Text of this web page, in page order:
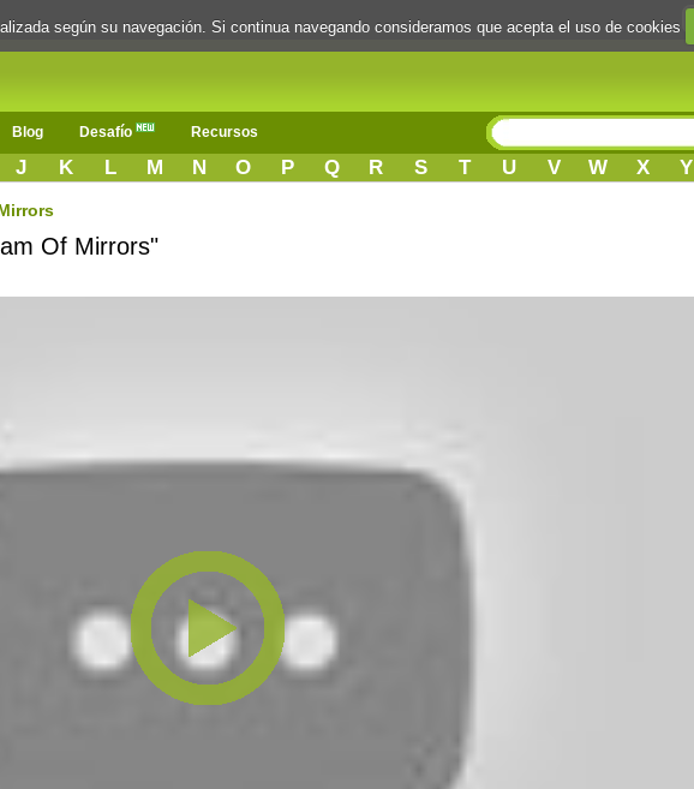
Blog Desafío Recursos
J K L M N O P Q R S T U V W X Y
Of Mirrors"
según su navegación. Si continua navegando consideramos que acepta el uso de cookies